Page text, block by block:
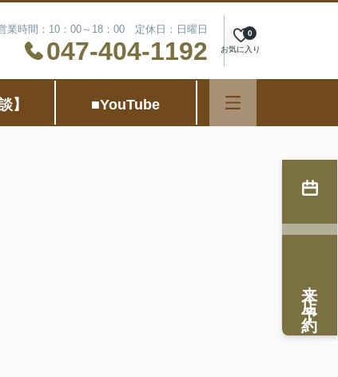
業時間：10：00～18：00 定休日：日曜日
047-404-1192 お気に入り
0
】 ■YouTube
来店予約